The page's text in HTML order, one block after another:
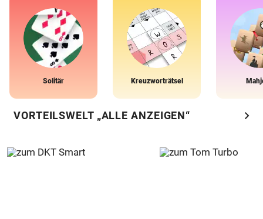
Solitär Kreuzworträtsel
VORTEILSWELT „ALLE ANZEIGEN“ chevron_right